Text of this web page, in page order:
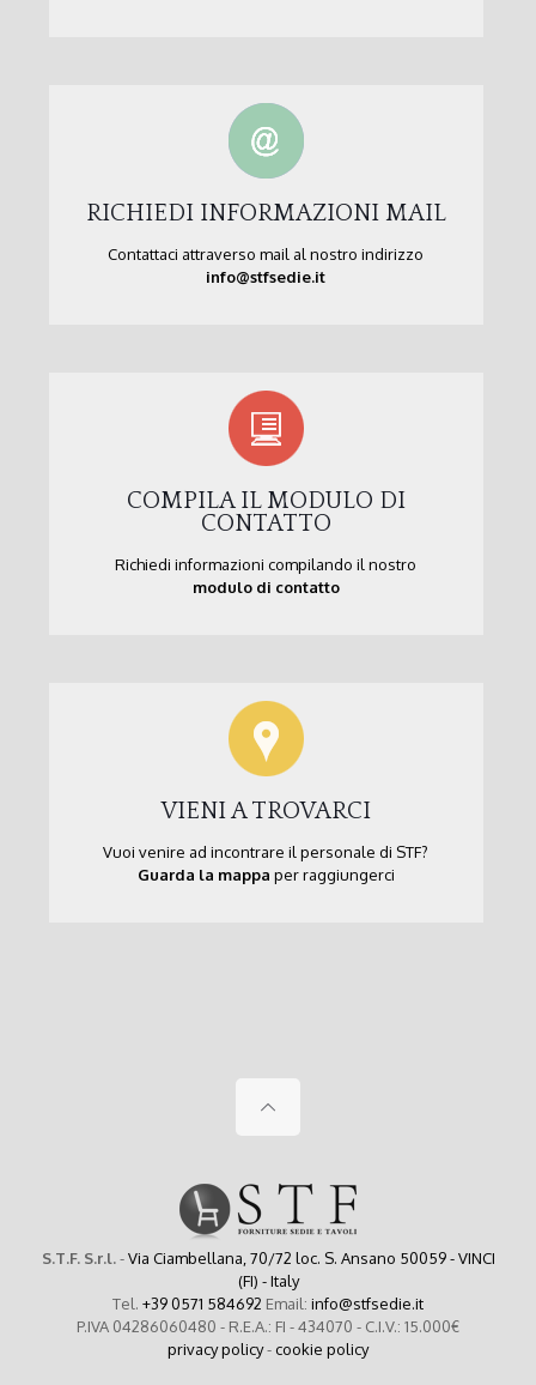
RICHIEDI INFORMAZIONI MAIL
Contattaci attraverso mail al nostro indirizzo
info@stfsedie.it
COMPILA IL MODULO DI
CONTATTO
Richiedi informazioni compilando il nostro
modulo di contatto
VIENI A TROVARCI
Vuoi venire ad incontrare il personale di STF?
Guarda la mappa per raggiungerci
S.T.F. S.r.l.-Via Ciambellana, 70/72 loc. S. Ansano 50059 - VINCI
(FI) - Italy
Tel. +39 0571 584692 Email: info@stfsedie.it
P.IVA 04286060480 - R.E.A.: FI - 434070 - C.I.V.: 15.000€
privacy policy- cookie policy